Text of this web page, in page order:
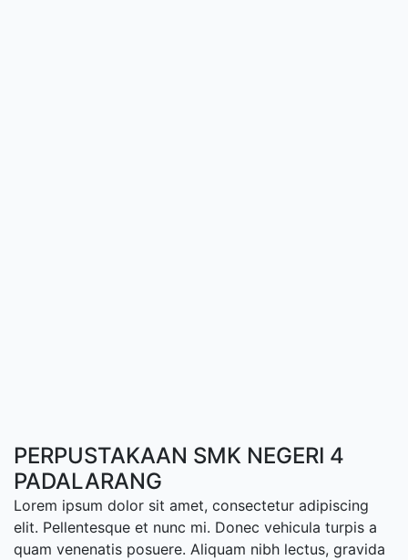
PERPUSTAKAAN SMK NEGERI 4
PADALARANG
Lorem ipsum dolor sit amet, consectetur adipiscing
elit. Pellentesque et nunc mi. Donec vehicula turpis a
quam venenatis posuere. Aliquam nibh lectus, gravida